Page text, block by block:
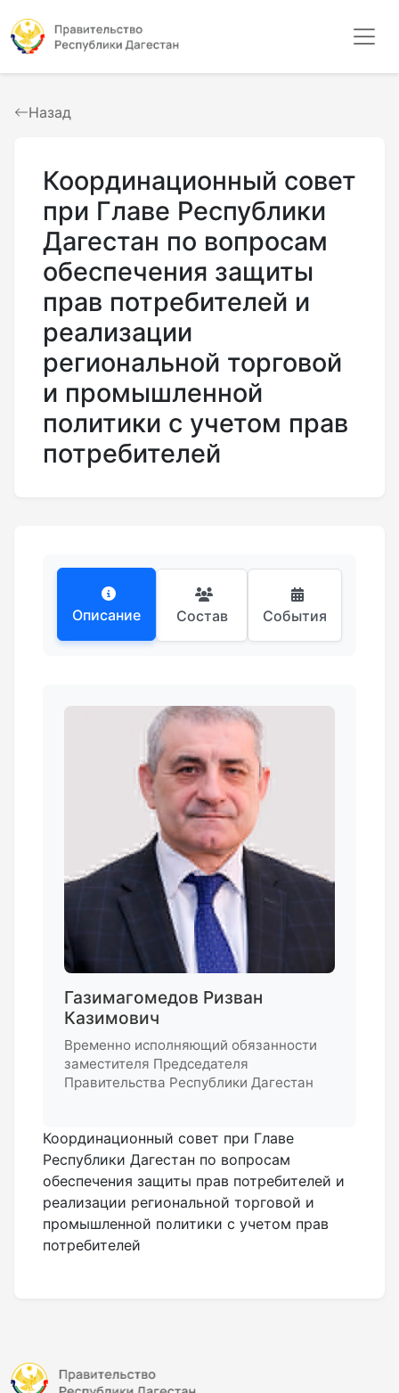
Назад
Координационный совет
при Главе Республики
Дагестан по вопросам
обеспечения защиты
прав потребителей и
реализации
региональной торговой
и промышленной
политики с учетом прав
потребителей
Описание Состав События
Газимагомедов Ризван
Казимович
Временно исполняющий обязанности
заместителя Председателя
Правительства Республики Дагестан
Координационный совет при Главе
Республики Дагестан по вопросам
обеспечения защиты прав потребителей и
реализации региональной торговой и
промышленной политики с учетом прав
потребителей